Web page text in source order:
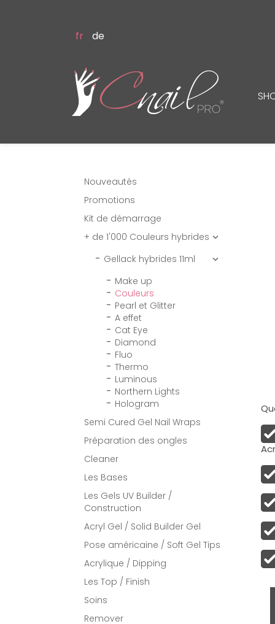
fr de
Nouveautés
Promotions
Kit de démarrage
+ de 1'000 Couleurs hybrides 
Gellack hybrides 11ml 
Make up
Couleurs
Pearl et Glitter
A effet
Cat Eye
Diamond
Fluo
Thermo
Luminous
Northern Lights
Hologram
Semi Cured Gel Nail Wraps
Préparation des ongles
Cleaner
Les Bases
Les Gels UV Builder /
Construction
Acryl Gel / Solid Builder Gel
Pose américaine / Soft Gel Tips
Acrylique / Dipping
Les Top / Finish
Soins
Remover